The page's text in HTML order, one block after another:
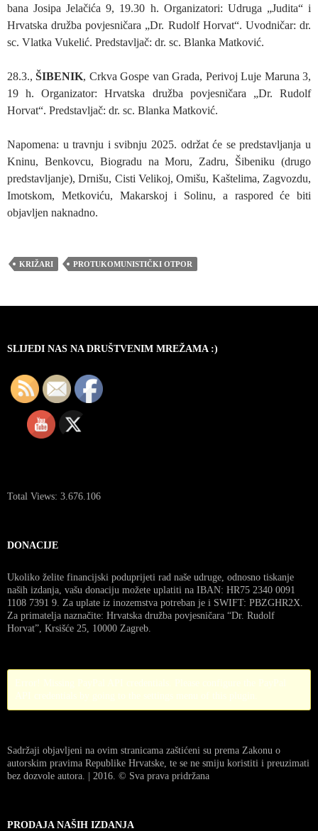
bana Josipa Jelačića 9, 19.30 h. Organizatori: Udruga „Judita“ i
Hrvatska družba povjesničara „Dr. Rudolf Horvat“. Uvodničar: dr.
sc. Vlatka Vukelić. Predstavljač: dr. sc. Blanka Matković.
28.3.,ŠIBENIK, Crkva Gospe van Grada, Perivoj Luje Maruna 3,
19 h. Organizator: Hrvatska družba povjesničara „Dr. Rudolf
Horvat“. Predstavljač: dr. sc. Blanka Matković.
Napomena: u travnju i svibnju 2025. održat će se predstavljanja u
Kninu, Benkovcu, Biogradu na Moru, Zadru, Šibeniku (drugo
predstavljanje), Drnišu, Cisti Velikoj, Omišu, Kaštelima, Zagvozdu,
Imotskom, Metkoviću, Makarskoj i Solinu, a raspored će biti
objavljen naknadno.
KRIŽARI PROTUKOMUNISTIČKI OTPOR
SLIJEDI NAS NA DRUŠTVENIM MREŽAMA :)
Total Views: 3.676.106
DONACIJE
Ukoliko želite financijski poduprijeti rad naše udruge, odnosno tiskanje
naših izdanja, vašu donaciju možete uplatiti na IBAN: HR75 2340 0091
1108 7391 9. Za uplate iz inozemstva potreban je i SWIFT: PBZGHR2X.
Za primatelja naznačite: Hrvatska družba povjesničara “Dr. Rudolf
Horvat”, Krsišće 25, 10000 Zagreb.
Sadržaji objavljeni na ovim stranicama zaštićeni su prema Zakonu o
autorskim pravima Republike Hrvatske, te se ne smiju koristiti i preuzimati
bez dozvole autora. | 2016. © Sva prava pridržana
PRODAJA NAŠIH IZDANJA